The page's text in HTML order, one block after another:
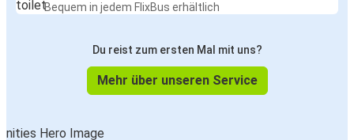
Bequem in jedem FlixBus erhältlich
Du reist zum ersten Mal mit uns?
Mehr über unseren Service